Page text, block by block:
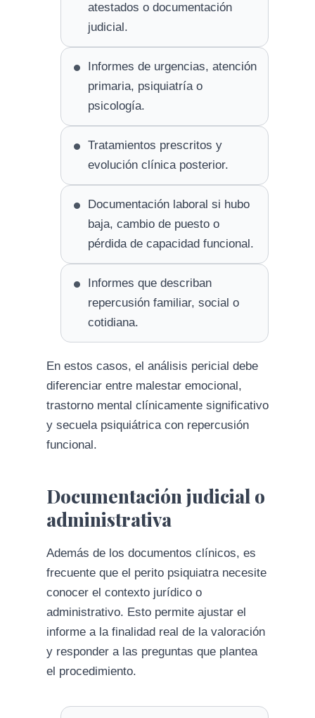
atestados o documentación
judicial.
Informes de urgencias, atención
primaria, psiquiatría o
psicología.
Tratamientos prescritos y
evolución clínica posterior.
Documentación laboral si hubo
baja, cambio de puesto o
pérdida de capacidad funcional.
Informes que describan
repercusión familiar, social o
cotidiana.
En estos casos, el análisis pericial debe
diferenciar entre malestar emocional,
trastorno mental clínicamente significativo
y secuela psiquiátrica con repercusión
funcional.
Documentación judicial o
administrativa
Además de los documentos clínicos, es
frecuente que el perito psiquiatra necesite
conocer el contexto jurídico o
administrativo. Esto permite ajustar el
informe a la finalidad real de la valoración
y responder a las preguntas que plantea
el procedimiento.